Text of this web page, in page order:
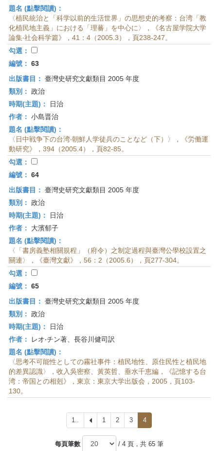
題名 (點擊閱讀)：
〈植民統治と「科学以前的生活世界」の思想史的考察：台湾「教
化植民地主義」における「理蕃」を中心に〉，《名古屋学院大学
論集‧社会科学篇》，41：4（2005.3），頁238-247。
勾選：
編號： 63
出版書目： 臺灣史研究文獻類目 2005 年度
類別： 政治
時期(主題)：
日治
作者： 小島晋治
題名 (點擊閱讀)：
〈日中戦争下の台湾‧朝鮮人学徒兵のことなど（下）〉，《労働運
動研究》，394（2005.4），頁82-85。
勾選：
編號： 64
出版書目： 臺灣史研究文獻類目 2005 年度
類別： 政治
時期(主題)：
日治
作者：
大濱郁子
題名 (點擊閱讀)：
〈「書房義塾相關規程」（府令）之制定過程與臺灣公學校設置之
關連〉，《臺灣文獻》，56：2（2005.6），頁277-304。
勾選：
編號： 65
出版書目： 臺灣史研究文獻類目 2005 年度
類別： 政治
時期(主題)：
日治
作者：
レオ‧チン著、長谷川健司訳
題名 (點擊閱讀)：
〈思考不可能性としての霧社事件：植民地性、原住民性と植民地
的差異認識〉，收入吳密察、黃英哲、垂水千恵編，《記憶する台
湾：帝国との相剋》，東京：東京大学出版会，2005，頁103-
130。
1..
上
一
頁
1 2 3 4
每頁筆數 / 4 頁，共 65 筆